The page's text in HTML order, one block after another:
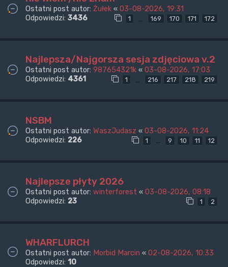
Ostatni post autor: Żułek « 03-08-2026, 19:31
Odpowiedzi: 3436 1 … 169 170 171 172
Najlepsza/Najgorsza sesja zdjęciowa v.2
Ostatni post autor: 987654321k « 03-08-2026, 17:03
Odpowiedzi: 4361 1 216 217 218 219
NSBM
Ostatni post autor: WaszJudasz « 03-08-2026, 11:24
Odpowiedzi: 226 1 … 9 10 11 12
Najlepsze płyty 2026
Ostatni post autor: winterforest « 03-08-2026, 08:18
Odpowiedzi: 23 1 2
WHARFLURCH
Ostatni post autor: Morbid Marcin « 02-08-2026, 10:33
Odpowiedzi: 10